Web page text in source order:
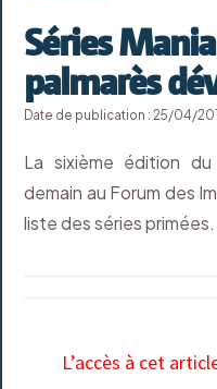
Séries
palmarès
Date de publication : 25/04/
La sixième édition
demain au Forum des
liste des séries primées.
L’accès à cet